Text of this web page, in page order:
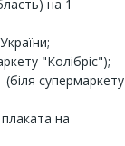
на 1
"Колібріс");
супермаркету
на